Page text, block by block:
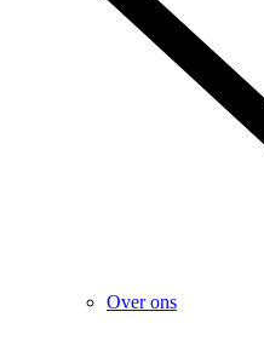
Over ons